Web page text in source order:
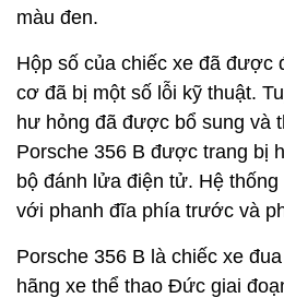
màu đen.
Hộp số của chiếc xe đã được
cơ đã bị một số lỗi kỹ thuật.
hư hỏng đã được bổ sung và
Porsche 356 B được trang bị
bộ đánh lửa điện tử. Hệ
với phanh đĩa phía trước và
Porsche 356 B là chiếc xe
hãng xe thể thao Đức giai